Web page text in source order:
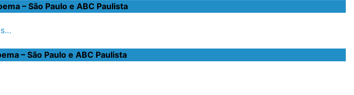
– São Paulo e ABC Paulista
– São Paulo e ABC Paulista